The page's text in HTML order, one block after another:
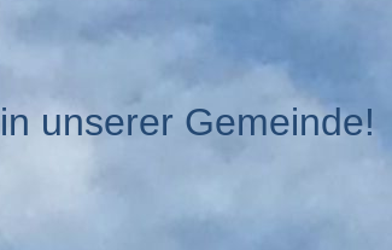
unserer Gemeinde!